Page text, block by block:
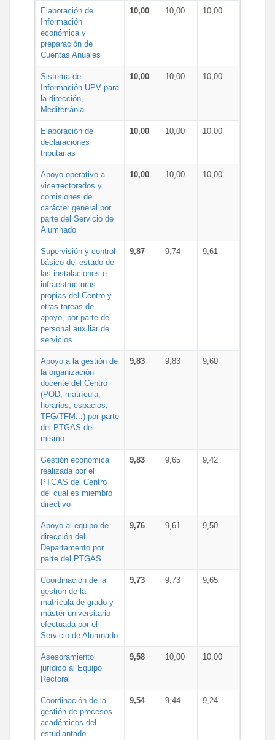
Elaboración de
Información
económica y
preparación de
Cuentas Anuales
10,00 10,00 10,00
Sistema de
Información UPV para
la dirección,
Mediterrània
10,00 10,00 10,00
Elaboración de
declaraciones
tributarias
10,00 10,00 10,00
Apoyo operativo a
vicerrectorados y
comisiones de
carácter general por
parte del Servicio de
Alumnado
10,00 10,00 10,00
Supervisión y control
básico del estado de
las instalaciones e
infraestructuras
propias del Centro y
otras tareas de
apoyo, por parte del
personal auxiliar de
servicios
9,87 9,74 9,61
Apoyo a la gestión de
la organización
docente del Centro
(POD, matrícula,
horarios, espacios,
TFG/TFM...) por parte
del PTGAS del
mismo
9,83 9,83 9,60
Gestión económica
realizada por el
PTGAS del Centro
del cual es miembro
directivo
9,83 9,65 9,42
Apoyo al equipo de
dirección del
Departamento por
parte del PTGAS
9,76 9,61 9,50
Coordinación de la
gestión de la
matrícula de grado y
máster universitario
efectuada por el
Servicio de Alumnado
9,73 9,73 9,65
Asesoramiento
jurídico al Equipo
Rectoral
9,58 10,00 10,00
Coordinación de la
gestión de procesos
académicos del
estudiantado
9,54 9,44 9,24